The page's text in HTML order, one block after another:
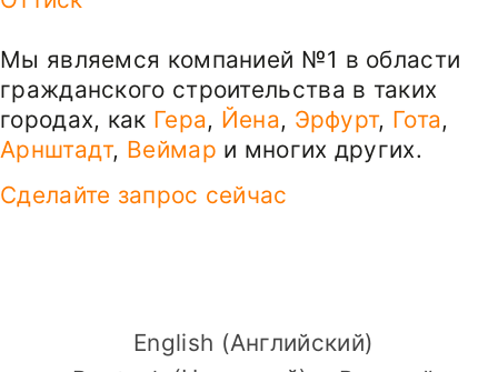
Мы являемся компанией №1 в области
гражданского строительства в таких
городах, как Гера, Йена, Эрфурт, Гота,
Арнштадт, Веймар и многих других.
Сделайте запрос сейчас
English (Английский)